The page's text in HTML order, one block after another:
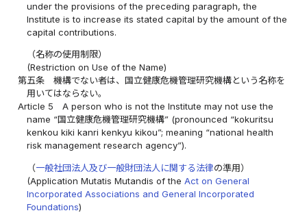
under the provisions of the preceding paragraph, the
Institute is to increase its stated capital by the amount of the
capital contributions.
（名称の使用制限）
(Restriction on Use of the Name)
第五条
機構でない者は、国立健康危機管理研究機構という名称を
用いてはならない。
Article 5
A person who is not the Institute may not use the
name “国立健康危機管理研究機構” (pronounced “kokuritsu
kenkou kiki kanri kenkyu kikou”; meaning “national health
risk management research agency”).
（一般社団法人及び一般財団法人に関する法律の準用）
(Application Mutatis Mutandis of theAct on General
Incorporated Associations and General Incorporated
Foundations)